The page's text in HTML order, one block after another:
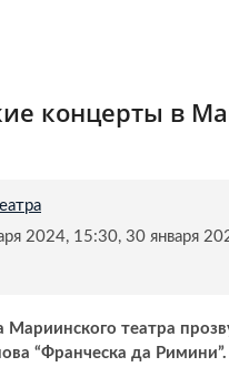
концерты в
2024, 15:30, 30 января
Мариинского театра
“Франческа да